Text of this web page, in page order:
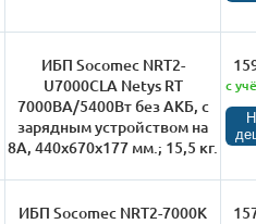
ИБП Socomec NRT2-
U7000CLA Netys RT
7000ВА/5400Вт без АКБ, с
зарядным устройством на
8А, 440х670х177 мм.; 15,5 кг.
с
ИБП Socomec NRT2-7000K